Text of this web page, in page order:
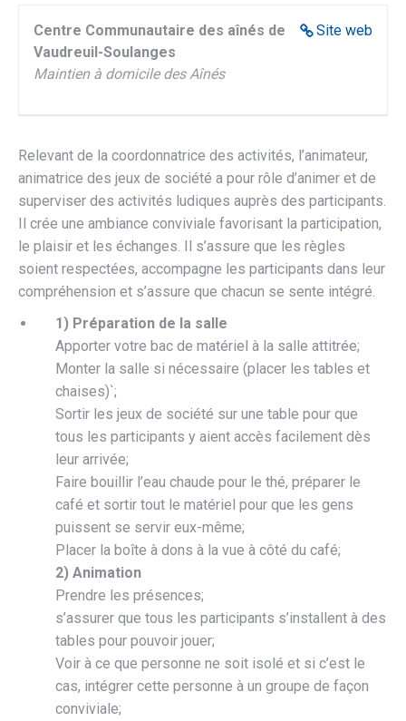
Site web
Centre Communautaire des aînés de
Vaudreuil-Soulanges
Maintien à domicile des Aînés
Relevant de la coordonnatrice des activités, l’animateur,
animatrice des jeux de société a pour rôle d’animer et de
superviser des activités ludiques auprès des participants.
Il crée une ambiance conviviale favorisant la participation,
le plaisir et les échanges. Il s’assure que les règles
soient respectées, accompagne les participants dans leur
compréhension et s’assure que chacun se sente intégré.
1) Préparation de la salle
Apporter votre bac de matériel à la salle attitrée;
Monter la salle si nécessaire (placer les tables et
chaises)`;
Sortir les jeux de société sur une table pour que
tous les participants y aient accès facilement dès
leur arrivée;
Faire bouillir l’eau chaude pour le thé, préparer le
café et sortir tout le matériel pour que les gens
puissent se servir eux-même;
Placer la boîte à dons à la vue à côté du café;
2) Animation
Prendre les présences;
s’assurer que tous les participants s’installent à des
tables pour pouvoir jouer;
Voir à ce que personne ne soit isolé et si c’est le
cas, intégrer cette personne à un groupe de façon
conviviale;